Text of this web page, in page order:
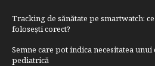
Tracking de sănătate pe smartwatch:
folosești corect?
Semne care pot indica necesitatea
pediatrică